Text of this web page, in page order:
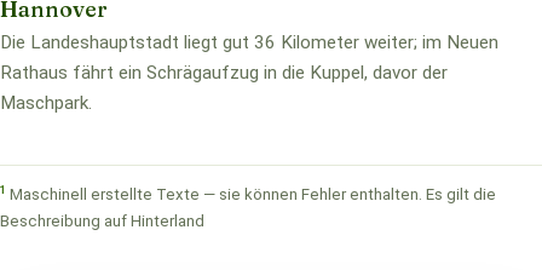
Hannover
Die Landeshauptstadt liegt gut 36 Kilometer weiter; im Neuen
Rathaus fährt ein Schrägaufzug in die Kuppel, davor der
Maschpark.
1 Maschinell erstellte Texte — sie können Fehler enthalten. Es gilt die
Beschreibung auf Hinterland